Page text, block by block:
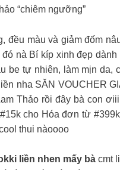
“chiêm ngưỡng”
màu và giảm đốm
nà Bí kíp xinh đẹp dành
be tự nhiên, làm mịn da,
nha SĂN VOUCHER
Thảo rồi đây bà con ơiii
cho Hóa đơn từ
thui nàoooo
liền nhen mấy bà cmt